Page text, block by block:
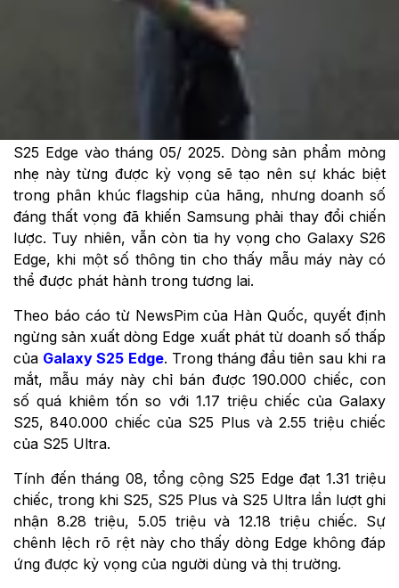
Samsung vừa gây bất ngờ khi quyết định khai tử dòng
S25 Edge vào tháng 05/ 2025. Dòng sản phẩm mỏng
nhẹ này từng được kỳ vọng sẽ tạo nên sự khác biệt
trong phân khúc flagship của hãng, nhưng doanh số
đáng thất vọng đã khiến Samsung phải thay đổi chiến
lược. Tuy nhiên, vẫn còn tia hy vọng cho Galaxy S26
Edge, khi một số thông tin cho thấy mẫu máy này có
thể được phát hành trong tương lai.
Theo báo cáo từ NewsPim của Hàn Quốc, quyết định
ngừng sản xuất dòng Edge xuất phát từ doanh số thấp
của Galaxy S25 Edge. Trong tháng đầu tiên sau khi ra
mắt, mẫu máy này chỉ bán được 190.000 chiếc, con
số quá khiêm tốn so với 1.17 triệu chiếc của Galaxy
S25, 840.000 chiếc của S25 Plus và 2.55 triệu chiếc
của S25 Ultra.
Tính đến tháng 08, tổng cộng S25 Edge đạt 1.31 triệu
chiếc, trong khi S25, S25 Plus và S25 Ultra lần lượt ghi
nhận 8.28 triệu, 5.05 triệu và 12.18 triệu chiếc. Sự
chênh lệch rõ rệt này cho thấy dòng Edge không đáp
ứng được kỳ vọng của người dùng và thị trường.